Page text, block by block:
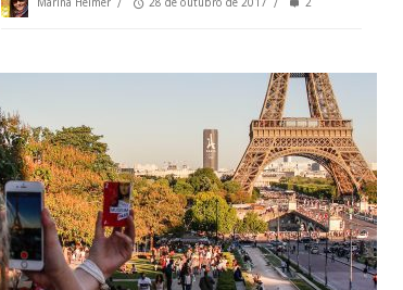
Marina Heimer / 28 de outubro de 2017 / 2